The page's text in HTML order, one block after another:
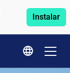
Instalar